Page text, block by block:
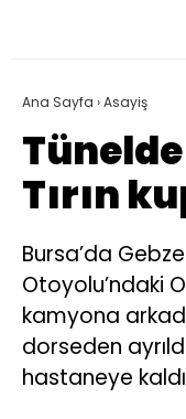
Ana Sayfa ›Asayiş
Tırın
Bursa’da
Otoyolu’ndaki
kamyona
dorseden
hastaneye